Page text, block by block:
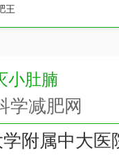
王
小肚腩
学减肥网
附属中大医